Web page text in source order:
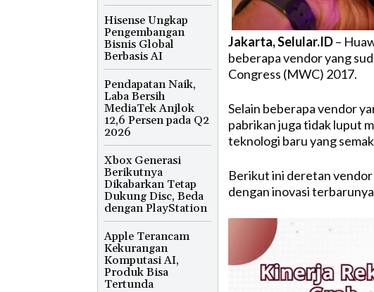
Hisense Ungkap
Pengembangan
Bisnis Global
Berbasis AI
Pendapatan Naik,
Laba Bersih
MediaTek Anjlok
12,6 Persen pada Q2
2026
Xbox Generasi
Berikutnya
Dikabarkan Tetap
Dukung Disc, Beda
dengan PlayStation
Apple Terancam
Kekurangan
Komputasi AI,
Produk Bisa
Tertunda
Jakarta, Selular.ID–
beberapa vendor yang
Congress (MWC) 2017.
Selain beberapa vendor
pabrikan juga tidak luput
teknologi baru yang
Berikut ini deretan
dengan inovasi